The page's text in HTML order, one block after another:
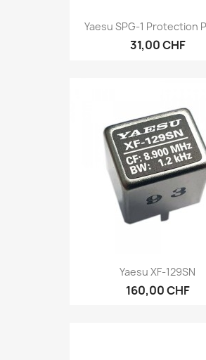
Yaesu SPG-1 Protection
31,00 CHF
Yaesu XF-129SN
160,00 CHF